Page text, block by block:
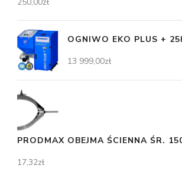
250,00zł
OGNIWO EKO PLUS +
13 999,00zł
PRODMAX OBEJMA ŚCIENNA ŚR.
17,32zł